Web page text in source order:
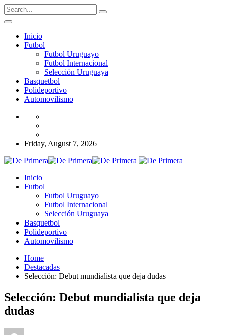
Inicio
Futbol
Futbol Uruguayo
Futbol Internacional
Selección Uruguaya
Basquetbol
Polideportivo
Automovilismo
Friday, August 7, 2026
Inicio
Futbol
Futbol Uruguayo
Futbol Internacional
Selección Uruguaya
Basquetbol
Polideportivo
Automovilismo
Home
Destacadas
Selección: Debut mundialista que deja dudas
Selección: Debut mundialista que deja
dudas